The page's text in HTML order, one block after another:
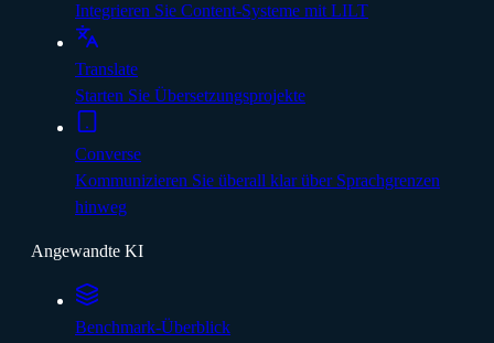
Integrieren Sie Content-Systeme mit LILT
Translate
Starten Sie Übersetzungsprojekte
Converse
Kommunizieren Sie überall klar über Sprachgrenzen
hinweg
Angewandte KI
Benchmark-Überblick